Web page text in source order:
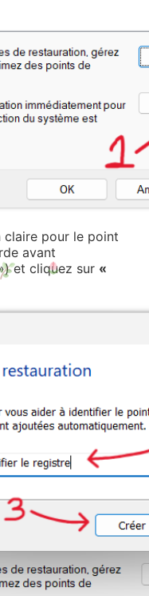
claire pour le point
avant
et cliquez sur «